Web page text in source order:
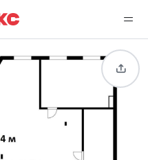
0 объявлений